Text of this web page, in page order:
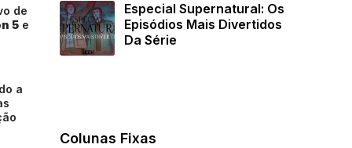
de
5 e
a
Especial Supernatural: Os
Episódios Mais Divertidos
Da Série
Colunas Fixas